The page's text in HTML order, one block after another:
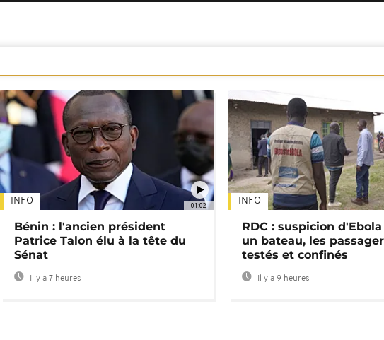
01:02
INFO
Bénin : l'ancien président
Patrice Talon élu à la tête du
Sénat
Il y a 7 heures
INFO
RDC : suspicion
un bateau, les
testés et confinés
Il y a 9 heures